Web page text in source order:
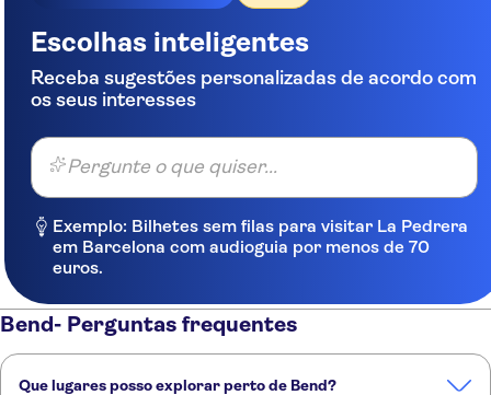
Escolhas inteligentes
Receba sugestões personalizadas de acordo com
os seus interesses
Pergunte o que quiser...
Exemplo: Bilhetes sem filas para visitar La Pedrera
em Barcelona com audioguia por menos de 70
euros.
Bend- Perguntas frequentes
Que lugares posso explorar perto de Bend?